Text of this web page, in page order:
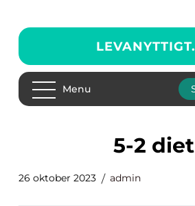
LEVANYTTIGT.
Menu
5-2 diet
26 oktober 2023 admin